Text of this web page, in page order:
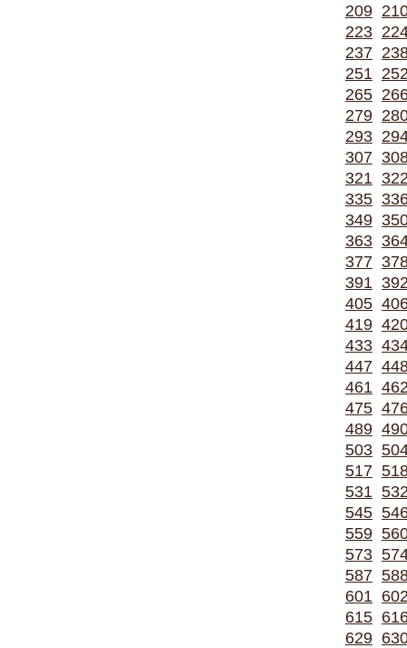
209
223
237
251
265
279
293
307
321
335
349
363
377
391
405
419
433
447
461
475
489
503
517
531
545
559
573
587
601
615
629